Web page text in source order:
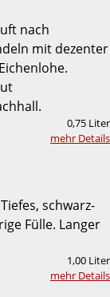
nach
mit dezenter
0,75 Liter
mehr Details
schwarz-
Fülle. Langer
1,00 Liter
mehr Details